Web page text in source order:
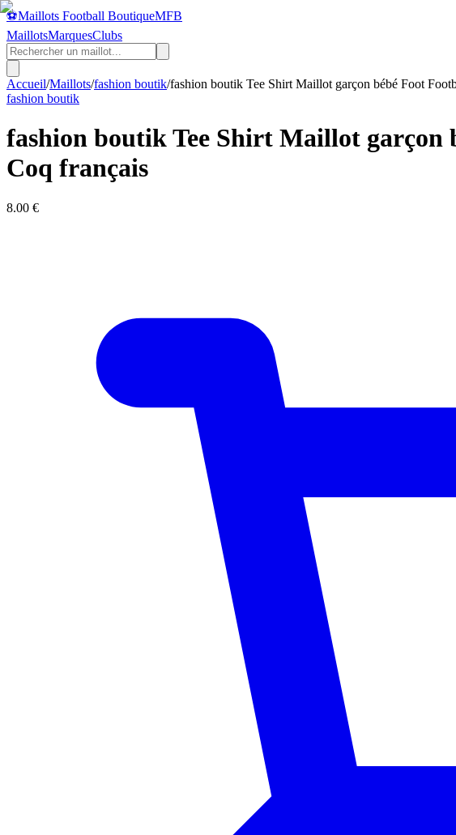
⚽Maillots Football BoutiqueMFB
MaillotsMarquesClubs
Accueil/Maillots/fashion boutik/fashion boutik Tee Shirt Maillot garçon bébé Foot
fashion boutik
fashion boutik Tee Shirt Maillot garçon
Coq français
8.00 €